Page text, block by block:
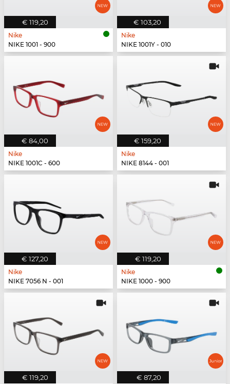
€ 119,20
Nike
NIKE 1001 - 900
€ 103,20
Nike
NIKE 1001Y - 010
€ 84,00
Nike
NIKE 1001C - 600
€ 159,20
Nike
NIKE 8144 - 001
€ 127,20
Nike
NIKE 7056 N - 001
€ 119,20
Nike
NIKE 1000 - 900
€ 119,20 € 87,20